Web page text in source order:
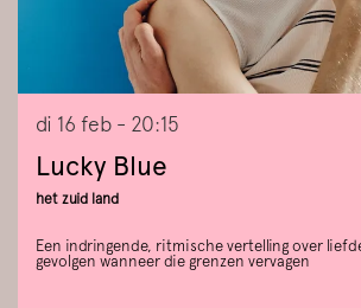
Lucky Blue
het zuid land
Een indringende, ritmische vertelling over
gevolgen wanneer die grenzen vervagen
di 16 feb - 20:15